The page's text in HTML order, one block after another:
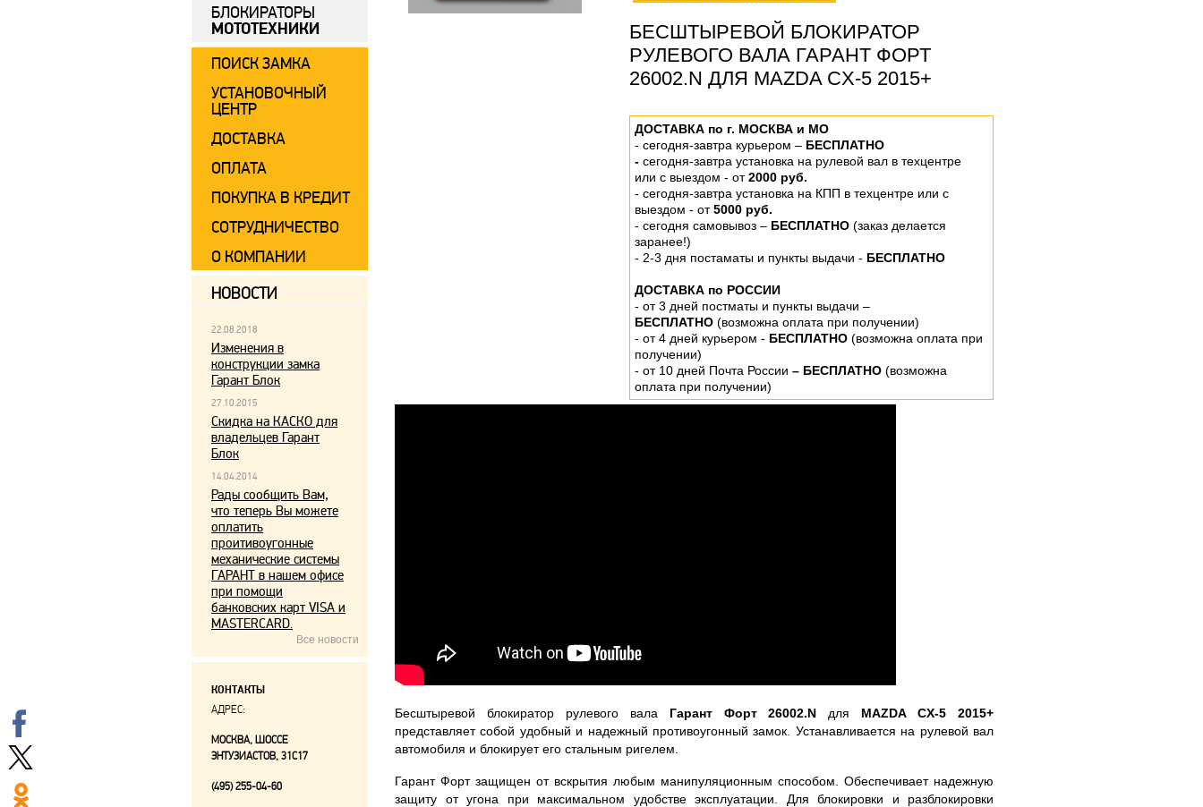
БЕСШТЫРЕВОЙ БЛОКИРАТОР
РУЛЕВОГО ВАЛА ГАРАНТ ФОРТ
26002.N ДЛЯ MAZDA CX-5 2015+
ДОСТАВКА по г. МОСКВА и МО
- сегодня-завтра курьером – БЕСПЛАТНО
- сегодня-завтра установка на рулевой вал в техцентре
или с выездом - от2000 руб.
- сегодня-завтра установка на КПП в техцентре или с
выездом - от5000 руб.
- сегодня самовывоз – БЕСПЛАТНО (заказ делается
заранее!)
- 2-3 дня постаматы и пункты выдачи - БЕСПЛАТНО
ДОСТАВКА по РОССИИ
- от 3 дней постматы и пункты выдачи –
БЕСПЛАТНО (возможна оплата при получении)
- от 4 дней курьером - БЕСПЛАТНО (возможна оплата при
получении)
- от 10 дней Почта России – БЕСПЛАТНО (возможна
оплата при получении)
Бесштыревой блокиратор рулевого вала Гарант Форт 26002.N для MAZDA CX-5 2015+
представляет собой удобный и надежный противоугонный замок. Устанавливается на рулевой вал
автомобиля и блокирует его стальным ригелем.
Гарант Форт защищен от вскрытия любым манипуляционным способом. Обеспечивает надежную
защиту от угона при максимальном удобстве эксплуатации. Для блокировки и разблокировки
БЛОКИРАТОРЫ
МОТОТЕХНИКИ
ПОИСК ЗАМКА
УСТАНОВОЧНЫЙ
ЦЕНТР
ДОСТАВКА
ОПЛАТА
ПОКУПКА В КРЕДИТ
СОТРУДНИЧЕСТВО
О КОМПАНИИ
НОВОСТИ
22.08.2018
Изменения в
конструкции замка
Гарант Блок
27.10.2015
Скидка на КАСКО для
владельцев Гарант
Блок
14.04.2014
Рады сообщить Вам,
что теперь Вы можете
оплатить
проитивоугонные
механические системы
ГАРАНТ в нашем офисе
при помощи
банковских карт VISA и
MASTERCARD.
Все новости
КОНТАКТЫ
АДРЕС:
МОСКВА, ШОССЕ
ЭНТУЗИАСТОВ, 31С17
(495) 255-04-60